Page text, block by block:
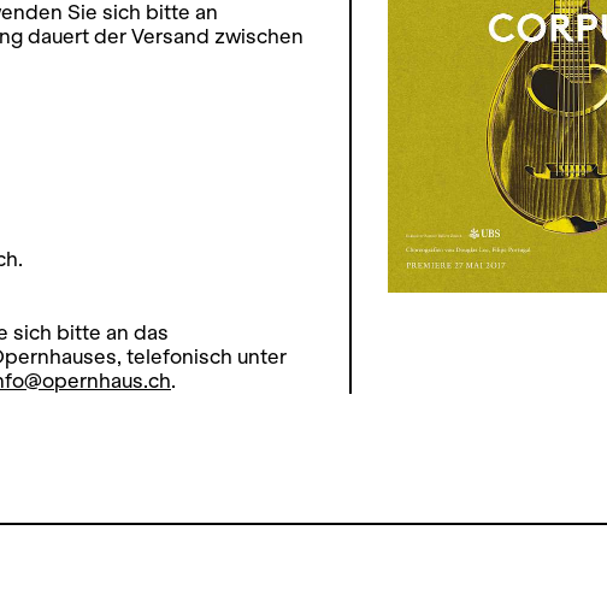
Sie sich bitte an
dauert der Versand zwischen
sich bitte an das
telefonisch unter
.